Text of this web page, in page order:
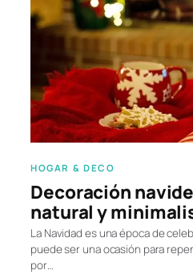
HOGAR & DECO
Decoración
natural y
La Navidad es una época de
puede ser una ocasión para
por…